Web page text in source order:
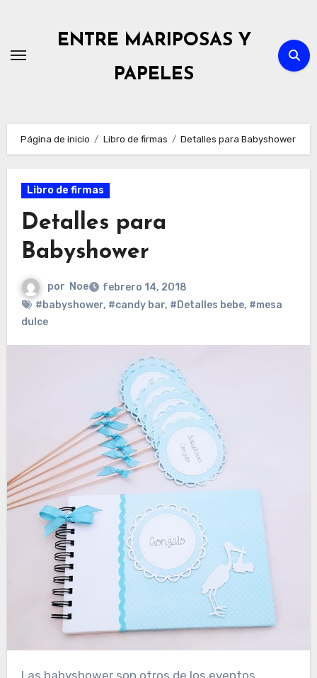
contenido
ENTRE MARIPOSAS Y
PAPELES
Página de inicio Libro de firmas Detalles para Babyshower
Libro de firmas
Detalles para
Babyshower
por Noe
febrero 14, 2018
#babyshower, #candy bar, #Detalles bebe, #mesa
dulce
Las babyshower son otros de los eventos